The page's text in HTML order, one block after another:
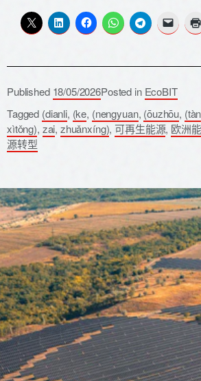
Published 18/05/2026Posted in EcoBIT
Tagged (dianli, (ke, (nengyuan, (ōuzhōu, (tàn
xìtǒng), zai, zhuǎnxíng),可再生能源, 欧洲
源转型